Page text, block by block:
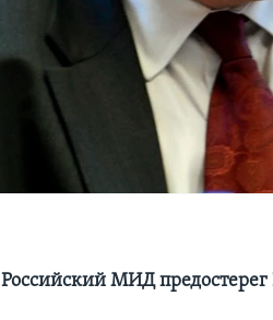
Российский МИД предостерег